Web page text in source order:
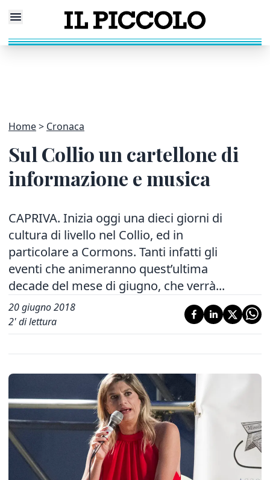
Home Cronaca
Sul Collio un cartellone di
informazione e musica
CAPRIVA. Inizia oggi una dieci giorni di
cultura di livello nel Collio, ed in
particolare a Cormons. Tanti infatti gli
eventi che animeranno quest’ultima
decade del mese di giugno, che verrà...
20 giugno 2018
2' di lettura